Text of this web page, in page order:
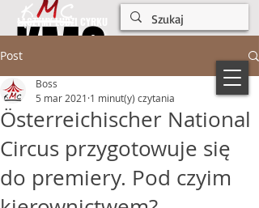
KMC
KMC
ŁĄCZYMY LUDZI CYRKU
Post
Österreichischer National
Circus przygotowuje się
do premiery. Pod czyim
Boss
5 mar 2021 1 minut(y) czytania